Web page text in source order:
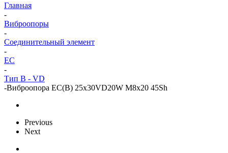
Главная
-
Виброопоры
-
Cоединительный элемент
-
EC
-
Тип B - VD
-Виброопора EC(B) 25x30VD20W M8x20 45Sh
Previous
Next